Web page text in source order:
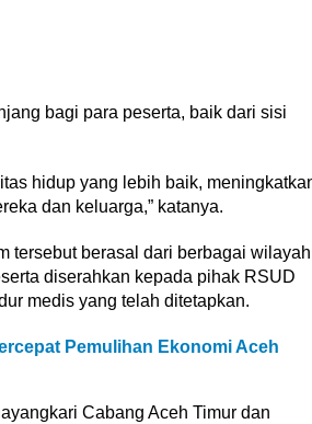
bagi para peserta, baik dari sisi
hidup yang lebih baik,
dan keluarga,” katanya.
tersebut berasal dari berbagai wilayah
diserahkan kepada pihak RSUD
medis yang telah ditetapkan.
Pemulihan Ekonomi Aceh
Cabang Aceh Timur dan